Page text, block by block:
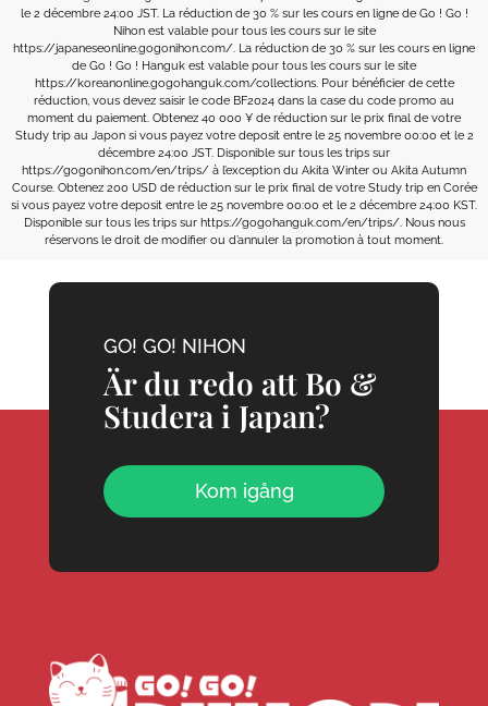
le 2 décembre 24:00 JST. La réduction de 30 % sur les cours en ligne de Go ! Go !
Nihon est valable pour tous les cours sur le site
https://japaneseonline.gogonihon.com/. La réduction de 30 % sur les cours en ligne
de Go ! Go ! Hanguk est valable pour tous les cours sur le site
https://koreanonline.gogohanguk.com/collections. Pour bénéficier de cette
réduction, vous devez saisir le code BF2024 dans la case du code promo au
moment du paiement. Obtenez 40 000 ¥ de réduction sur le prix final de votre
Study trip au Japon si vous payez votre deposit entre le 25 novembre 00:00 et le 2
décembre 24:00 JST. Disponible sur tous les trips sur
https://gogonihon.com/en/trips/ à l’exception du Akita Winter ou Akita Autumn
Course. Obtenez 200 USD de réduction sur le prix final de votre Study trip en Corée
si vous payez votre deposit entre le 25 novembre 00:00 et le 2 décembre 24:00 KST.
Disponible sur tous les trips sur https://gogohanguk.com/en/trips/. Nous nous
réservons le droit de modifier ou d’annuler la promotion à tout moment.
GO! GO! NIHON
Är du redo att Bo &
Studera i Japan?
Kom igång